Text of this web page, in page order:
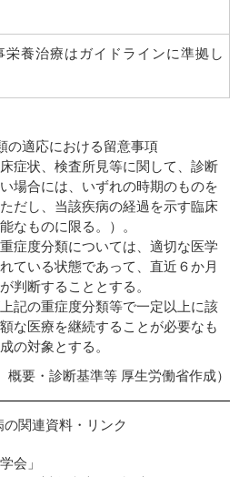
栄養治療はガイドラインに準拠し
の適応における留意事項
症状、検査所見等に関して、診断
場合には、いずれの時期のものを
だし、当該疾病の経過を示す臨床
なものに限る。）。
症度分類については、適切な医学
ている状態であって、直近６か月
判断することとする。
記の重症度分類等で一定以上に該
な医療を継続することが必要なも
の対象とする。
要・診断基準等 厚生労働省作成）
関連資料・リンク
会」